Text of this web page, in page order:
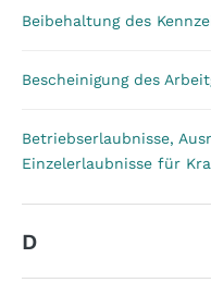
Beibehaltung des
Bescheinigung des
Betriebserlaubnisse,
Einzelerlaubnisse für
D